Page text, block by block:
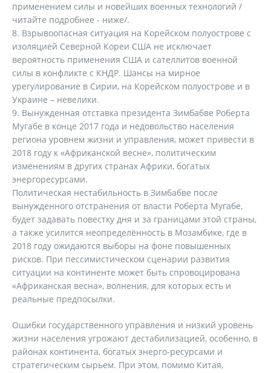
применением силы и новейших военных технологий /
читайте подробнее - ниже/.
Взрывоопасная ситуация на Корейском полуострове с
изоляцией Северной Кореи США не исключает
вероятность применения США и сателлитов военной
силы в конфликте с КНДР. Шансы на мирное
урегулирование в Сирии, на Корейском полуострове и в
Украине – невелики.
Вынужденная отставка президента Зимбабве Роберта
Мугабе в конце 2017 года и недовольство населения
региона уровнем жизни и управления, может привести в
2018 году к «Африканской весне», политическим
изменениям в других странах Африки, богатых
энергоресурсами.
Политическая нестабильность в Зимбабве после
вынужденного отстранения от власти Роберта Мугабе,
будет задавать повестку дня и за границами этой страны,
а также усилится неопределённость в Мозамбике, где в
2018 году ожидаются выборы на фоне повышенных
рисков. При пессимистическом сценарии развития
ситуации на континенте может быть спровоцирована
«Африканская весна», волнения, для которых есть и
реальные предпосылки.
Ошибки государственного управления и низкий уровень
жизни населения угрожают дестабилизацией, особенно, в
районах континента, богатых энерго-ресурсами и
стратегическим сырьем. При этом, помимо Китая,